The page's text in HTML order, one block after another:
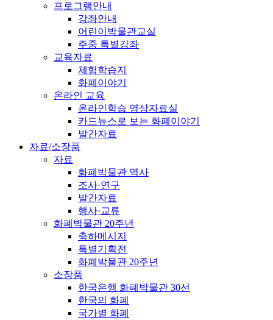
프로그램안내
강좌안내
어린이박물관교실
주중 특별강좌
교육자료
체험학습지
화폐이야기
온라인 교육
온라인학습 영상자료실
카드뉴스로 보는 화폐이야기
발간자료
자료/소장품
자료
화폐박물관 역사
조사·연구
발간자료
행사·교류
화폐박물관 20주년
축하메시지
특별기획전
화폐박물관 20주년
소장품
한국은행 화폐박물관 30선
한국의 화폐
국가별 화폐